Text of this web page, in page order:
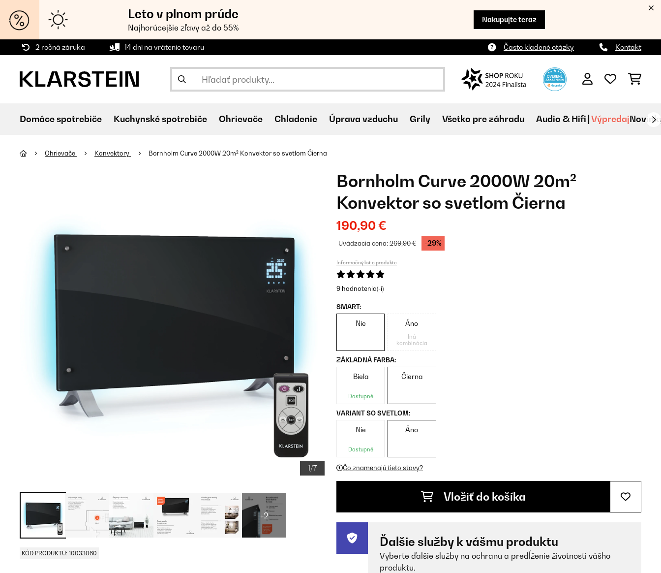
Leto v plnom prúde
Najhorúcejšie zľavy až do 55%
Nakupujte teraz
2 ročná záruka 14 dní na vrátenie tovaru Často kladené otázky Kontakt
Domáce spotrebiče Kuchynské spotrebiče Ohrievače Chladenie Úprava vzduchu Grily Všetko pre záhradu Audio & Hifi Výpredaj
Ohrievače Konvektory Bornholm Curve 2000W 20m² Konvektor so svetlom Čierna
1/7
+2
KÓD PRODUKTU: 10033060
Bornholm Curve 2000W 20m²
Konvektor so svetlom Čierna
190,90 €
Uvádzacia cena:269,90 € -29%
Informačný list o produkte
9 hodnotenia(-í)
SMART:
Nie Áno
Iná
kombinácia
ZÁKLADNÁ FARBA:
Biela
Dostupné
Čierna
VARIANT SO SVETLOM:
Nie
Dostupné
Áno
Čo znamenajú tieto stavy?
Vložiť do košíka
Ďalšie služby k vášmu produktu
Vyberte ďalšie služby na ochranu a predĺženie životnosti vášho
produktu.